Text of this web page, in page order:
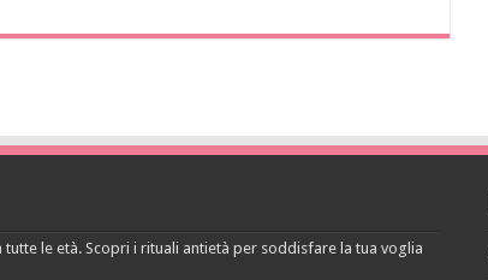
le età. Scopri i rituali antietà per soddisfare la tua voglia